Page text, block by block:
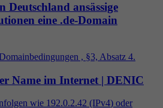
Deutschland ansässige
eine .de-Domain
, §3, Absatz 4.
Name im Internet | DENIC
wie 192.0.2.42 (IPv4) oder